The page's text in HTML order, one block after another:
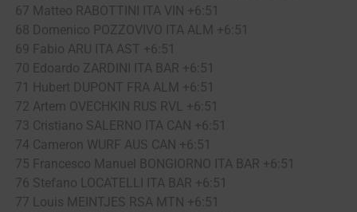
67 Matteo RABOTTINI ITA VIN +6:51
68 Domenico POZZOVIVO ITA ALM +6:51
69 Fabio ARU ITA AST +6:51
70 Edoardo ZARDINI ITA BAR +6:51
71 Hubert DUPONT FRA ALM +6:51
72 Artem OVECHKIN RUS RVL +6:51
73 Cristiano SALERNO ITA CAN +6:51
74 Cameron WURF AUS CAN +6:51
75 Francesco Manuel BONGIORNO ITA BAR +6:51
76 Stefano LOCATELLI ITA BAR +6:51
77 Louis MEINTJES RSA MTN +6:51